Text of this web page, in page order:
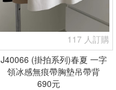
117 人訂購
J40066 (掛拍系列)春夏 一字
領冰感無痕帶胸墊吊帶背
心/bratop(現貨+預購)
690元